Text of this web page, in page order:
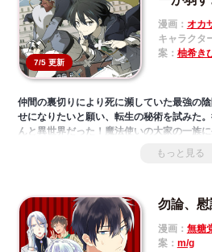
7/5 更新
漫画： オカ
キャラクタ
案： 柚希き
仲間の裏切りにより死に瀕していた最強の
せになりたいと願い、転生の秘術を試みた
んと異世界だった！魔法使いの大家の一族
定。しかし、間近で目にした魔法は陰陽術
れ、魔法いらないんじゃない！？――極めた
もっと見る
勿論、慰
漫画： 無糖
案： m/g